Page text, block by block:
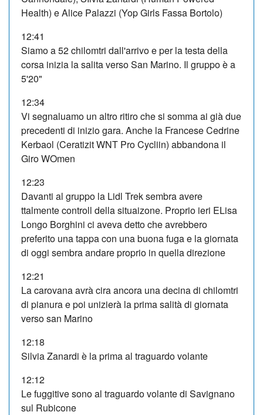
Health) e Alice Palazzi (Yop Girls Fassa Bortolo)
12:41
Siamo a 52 chilomtri dall'arrivo e per la testa della
corsa inizia la salita verso San Marino. Il gruppo è a
5'20"
12:34
Vi segnaluamo un altro ritiro che si somma ai già due
precedenti di inizio gara. Anche la Francese Cedrine
Kerbaol (Ceratizit WNT Pro Cycliin) abbandona il
Giro WOmen
12:23
Davanti al gruppo la Lidl Trek sembra avere
ttalmente controll della situaizone. Proprio ieri ELisa
Longo Borghini ci aveva detto che avrebbero
preferito una tappa con una buona fuga e la giornata
di oggi sembra andare proprio in quella direzione
12:21
La carovana avrà cira ancora una decina di chilomtri
di pianura e poi unizierà la prima salità di giornata
verso san Marino
12:18
Silvia Zanardi è la prima al traguardo volante
12:12
Le fuggitive sono al traguardo volante di Savignano
sul Rubicone